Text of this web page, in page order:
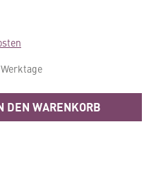
gewünschten
DEN WARENKORB